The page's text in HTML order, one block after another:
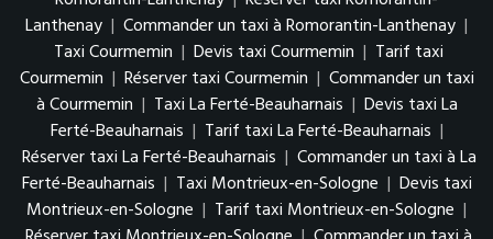
Lanthenay | Commander un taxi à Romorantin-Lanthenay |
Taxi Courmemin | Devis taxi Courmemin | Tarif taxi
Courmemin | Réserver taxi Courmemin | Commander un taxi
à Courmemin | Taxi La Ferté-Beauharnais | Devis taxi La
Ferté-Beauharnais | Tarif taxi La Ferté-Beauharnais |
Réserver taxi La Ferté-Beauharnais | Commander un taxi à La
Ferté-Beauharnais | Taxi Montrieux-en-Sologne | Devis taxi
Montrieux-en-Sologne | Tarif taxi Montrieux-en-Sologne |